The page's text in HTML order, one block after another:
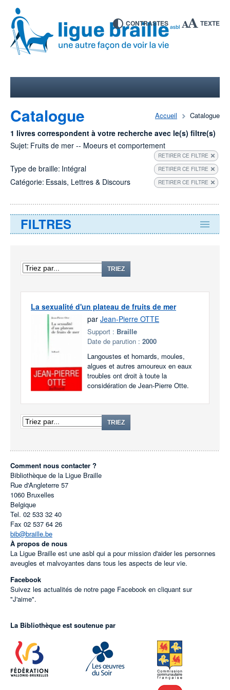
CONTRASTES TEXTE
Accueil Catalogue
Catalogue
1 livres correspondent à votre recherche avec le(s) filtre(s)
Sujet: Fruits de mer -- Moeurs et comportement
RETIRER CE FILTRE
Type de braille: Intégral RETIRER CE FILTRE
Catégorie: Essais, Lettres & Discours RETIRER CE FILTRE
FILTRES
TRIEZ
La sexualité d'un plateau de fruits de mer
par Jean-Pierre OTTE
Support : Braille
Date de parution : 2000
Langoustes et homards, moules,
algues et autres amoureux en eaux
troubles ont droit à toute la
considération de Jean-Pierre Otte.
TRIEZ
Comment nous contacter ?
Bibliothèque de la Ligue Braille
Rue d'Angleterre 57
1060 Bruxelles
Belgique
Tel. 02 533 32 40
Fax 02 537 64 26
bib@braille.be
À propos de nous
La Ligue Braille est une asbl qui a pour mission d'aider les personnes
aveugles et malvoyantes dans tous les aspects de leur vie.
Facebook
Suivez les actualités de notre page Facebook en cliquant sur
"J'aime".
La Bibliothèque est soutenue par